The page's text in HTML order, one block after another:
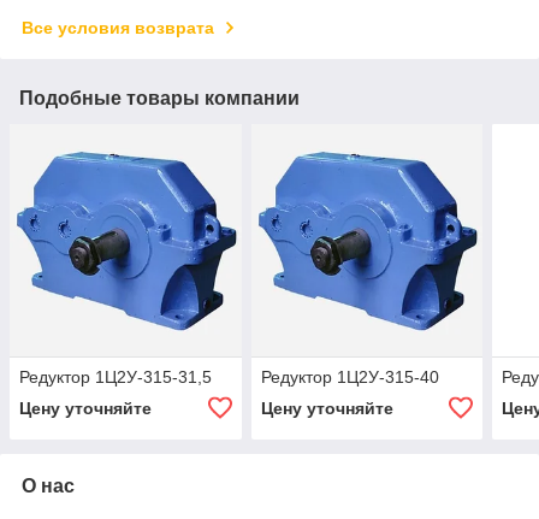
Все условия возврата
Подобные товары компании
Редуктор 1Ц2У-315-31,5
Цену уточняйте
Редуктор 1Ц2У-315-40
Цену уточняйте
О нас